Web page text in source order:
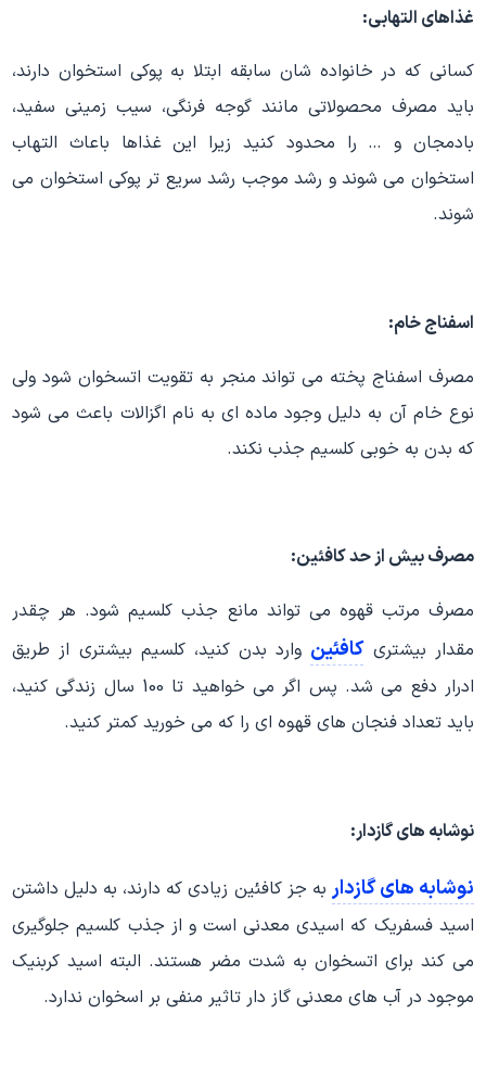
غذاهای التهابی:
کسانی که در خانواده شان سابقه ابتلا به پوکی استخوان دارند،
باید مصرف محصولاتی مانند گوجه فرنگی، سیب زمینی سفید،
بادمجان و … را محدود کنید زیرا این غذاها باعاث التهاب
استخوان می شوند و رشد موجب رشد سریع تر پوکی استخوان می
شوند.
اسفناج خام:
مصرف اسفناج پخته می تواند منجر به تقویت اتسخوان شود ولی
نوع خام آن به دلیل وجود ماده ای به نام اگزالات باعث می شود
که بدن به خوبی کلسیم جذب نکند.
مصرف بیش از حد کافئین:
مصرف مرتب قهوه می تواند مانع جذب کلسیم شود. هر چقدر
مقدار بیشتریکافئین وارد بدن کنید، کلسیم بیشتری از طریق
ادرار دفع می شد. پس اگر می خواهید تا 100 سال زندگی کنید،
باید تعداد فنجان های قهوه ای را که می خورید کمتر کنید.
نوشابه های گازدار:
نوشابه های گازدار به جز کافئین زیادی که دارند، به دلیل داشتن
اسید فسفریک که اسیدی معدنی است و از جذب کلسیم جلوگیری
می کند برای اتسخوان به شدت مضر هستند. البته اسید کربنیک
موجود در آب های معدنی گاز دار تاثیر منفی بر اسخوان ندارد.